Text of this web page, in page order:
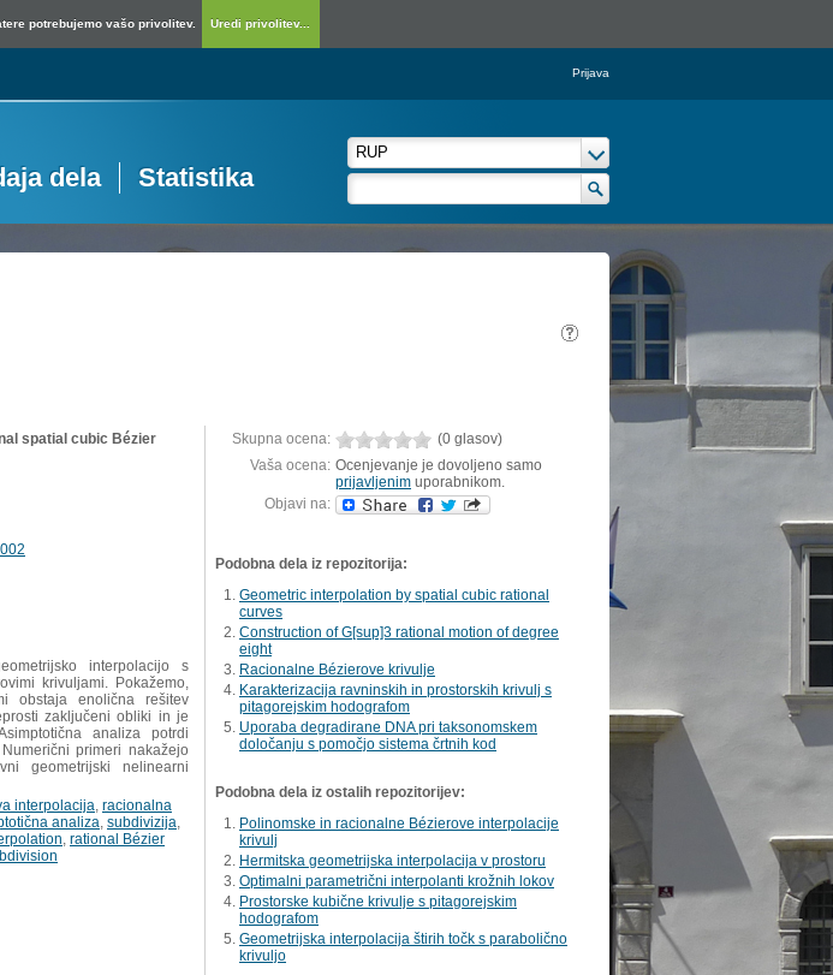
potrebujemo vašo privolitev. Uredi privolitev...
Prijava
dela Statistika
spatial cubic Bézier
interpolacijo s
krivuljami. Pokažemo,
obstaja enolična rešitev
zaključeni obliki in je
analiza potrdi
primeri nakažejo
geometrijski nelinearni
interpolacija racionalna
analiza subdivizija
rational Bézier
Skupna ocena:
(0 glasov)
Vaša ocena: Ocenjevanje je dovoljeno samo
prijavljenim uporabnikom.
Objavi na:
Podobna dela iz repozitorija:
Geometric interpolation by spatial cubic rational
curves
Construction of G[sup]3 rational motion of degree
eight
Racionalne Bézierove krivulje
Karakterizacija ravninskih in prostorskih krivulj s
pitagorejskim hodografom
Uporaba degradirane DNA pri taksonomskem
določanju s pomočjo sistema črtnih kod
Podobna dela iz ostalih repozitorijev:
Polinomske in racionalne Bézierove interpolacije
krivulj
Hermitska geometrijska interpolacija v prostoru
Optimalni parametrični interpolanti krožnih lokov
Prostorske kubične krivulje s pitagorejskim
hodografom
Geometrijska interpolacija štirih točk s parabolično
krivuljo